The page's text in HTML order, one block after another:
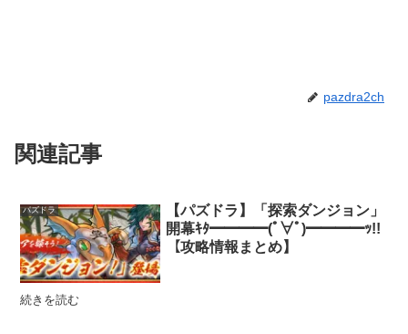
pazdra2ch
関連記事
パズドラ
【パズドラ】「探索ダンジョン」
開幕ｷﾀ━━━━(ﾟ∀ﾟ)━━━━ｯ!!
【攻略情報まとめ】
続きを読む